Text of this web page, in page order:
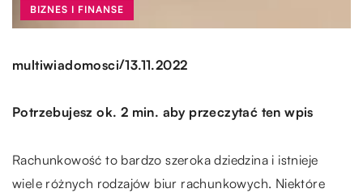
BIZNES I FINANSE
multiwiadomosci/13.11.2022
Potrzebujesz ok. 2 min. aby przeczytać ten wpis
Rachunkowość to bardzo szeroka dziedzina i istnieje
wiele różnych rodzajów biur rachunkowych. Niektóre